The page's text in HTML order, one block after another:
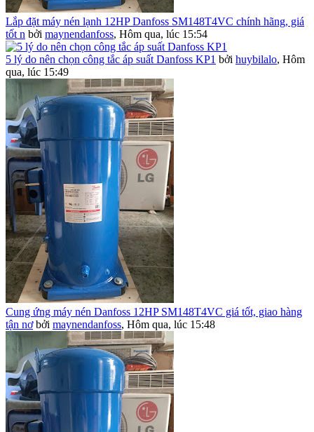
Lắp đặt máy nén lạnh 12HP Danfoss SM148T4VC chính hãng, giá
tốt n bởi maynendanfoss, Hôm qua, lúc 15:54
5 lý do nên chọn công tắc áp suất Danfoss KP1 bởi huybilalo, Hôm
qua, lúc 15:49
Cung ứng máy nén Danfoss 12HP SM148T4VC giá tốt, giao hàng
tận nơ bởi maynendanfoss, Hôm qua, lúc 15:48